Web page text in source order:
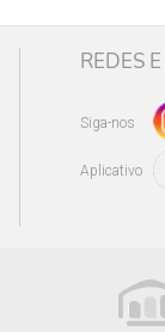
REDES
Siga-nos
Aplicativo